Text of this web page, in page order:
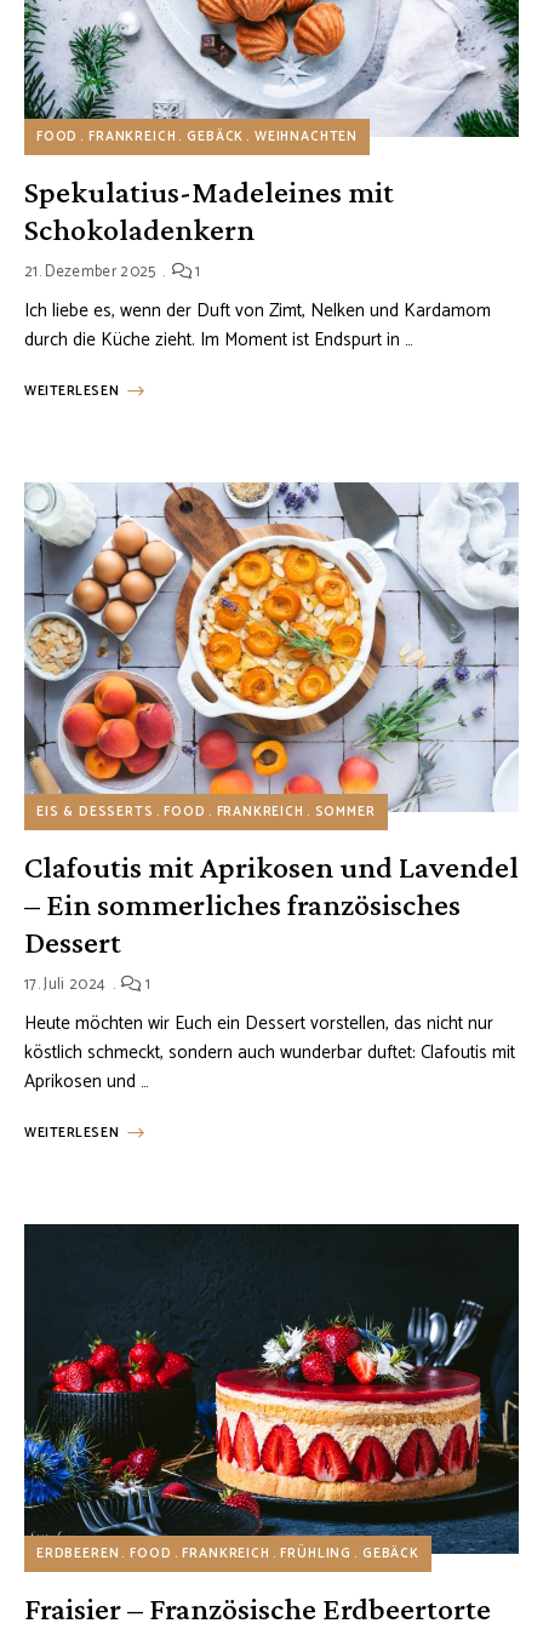
FOOD FRANKREICH GEBÄCK WEIHNACHTEN
Spekulatius-Madeleines mit
Schokoladenkern
21. Dezember 2025 1
Ich liebe es, wenn der Duft von Zimt, Nelken und Kardamom
durch die Küche zieht. Im Moment ist Endspurt in …
WEITERLESEN
EIS & DESSERTS FOOD FRANKREICH SOMMER
Clafoutis mit Aprikosen und Lavendel
– Ein sommerliches französisches
Dessert
17. Juli 2024 1
Heute möchten wir Euch ein Dessert vorstellen, das nicht nur
köstlich schmeckt, sondern auch wunderbar duftet: Clafoutis mit
Aprikosen und …
WEITERLESEN
ERDBEEREN FOOD FRANKREICH FRÜHLING GEBÄCK
Fraisier – Französische Erdbeertorte